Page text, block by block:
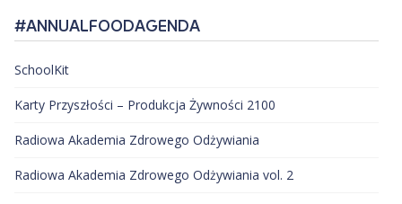
#ANNUALFOODAGENDA
SchoolKit
Karty Przyszłości – Produkcja Żywności 2100
Radiowa Akademia Zdrowego Odżywiania
Radiowa Akademia Zdrowego Odżywiania vol. 2